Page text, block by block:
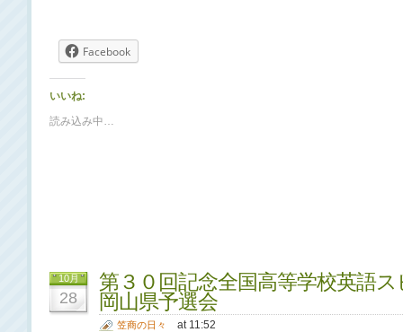
Facebook
いいね:
読み込み中…
10月
28
第３０回記念全国高等学校英語
岡山県予選会
at 11:52
笠商の日々